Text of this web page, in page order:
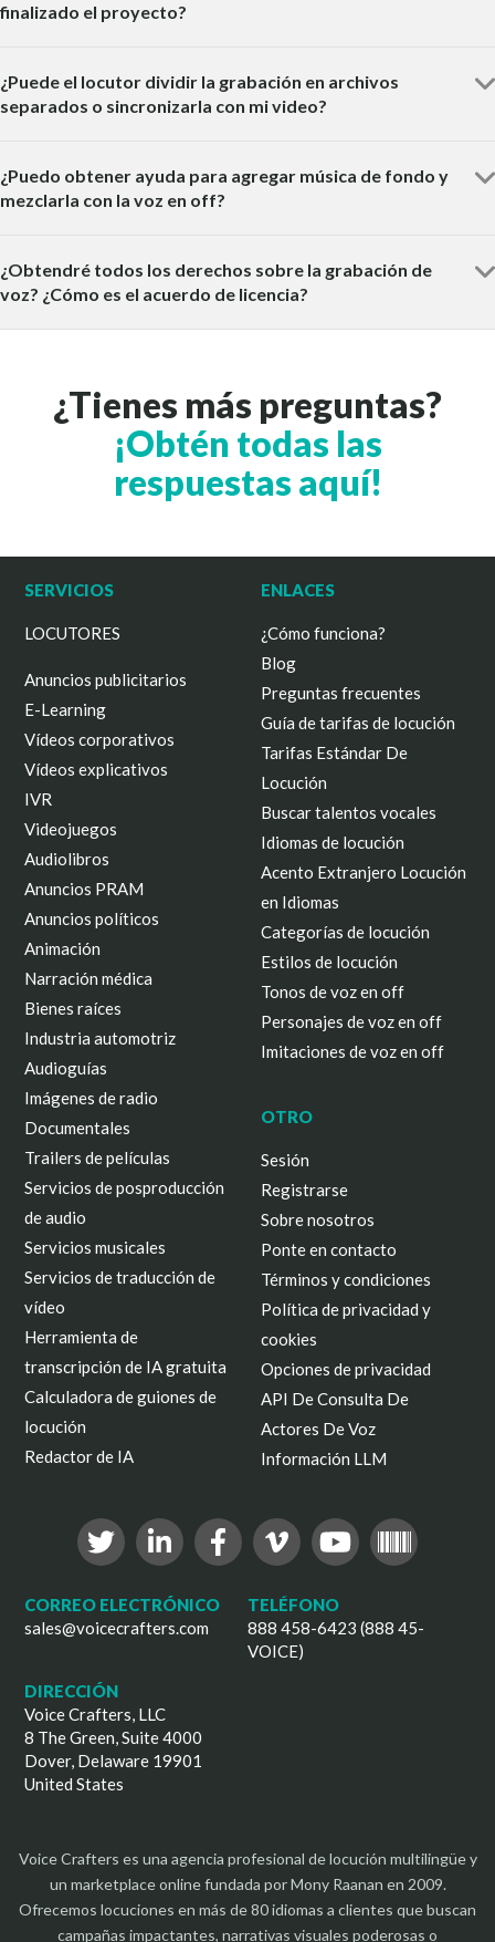
finalizado el proyecto?
¿Puede el locutor dividir la grabación en archivos
separados o sincronizarla con mi video?
¿Puedo obtener ayuda para agregar música de fondo y
mezclarla con la voz en off?
¿Obtendré todos los derechos sobre la grabación de
voz? ¿Cómo es el acuerdo de licencia?
¿Tienes más preguntas?
¡Obtén todas las
respuestas aquí!
SERVICIOS
LOCUTORES
Anuncios publicitarios
E-Learning
Vídeos corporativos
Vídeos explicativos
IVR
Videojuegos
Audiolibros
Anuncios PRAM
Anuncios políticos
Animación
Narración médica
Bienes raíces
Industria automotriz
Audioguías
Imágenes de radio
Documentales
Trailers de películas
Servicios de posproducción
de audio
Servicios musicales
Servicios de traducción de
vídeo
Herramienta de
transcripción de IA gratuita
Calculadora de guiones de
locución
Redactor de IA
ENLACES
¿Cómo funciona?
Blog
Preguntas frecuentes
Guía de tarifas de locución
Tarifas Estándar De
Locución
Buscar talentos vocales
Idiomas de locución
Acento Extranjero Locución
en Idiomas
Categorías de locución
Estilos de locución
Tonos de voz en off
Personajes de voz en off
Imitaciones de voz en off
OTRO
Sesión
Registrarse
Sobre nosotros
Ponte en contacto
Términos y condiciones
Política de privacidad y
cookies
Opciones de privacidad
API De Consulta De
Actores De Voz
Información LLM
CORREO ELECTRÓNICO
sales@voicecrafters.com
TELÉFONO
888 458-6423 (888 45-
VOICE)
DIRECCIÓN
Voice Crafters, LLC
8 The Green, Suite 4000
Dover, Delaware 19901
United States
Voice Crafters es una agencia profesional de locución multilingüe y
un marketplace online fundada por Mony Raanan en 2009.
Ofrecemos locuciones en más de 80 idiomas a clientes que buscan
campañas impactantes, narrativas visuales poderosas o